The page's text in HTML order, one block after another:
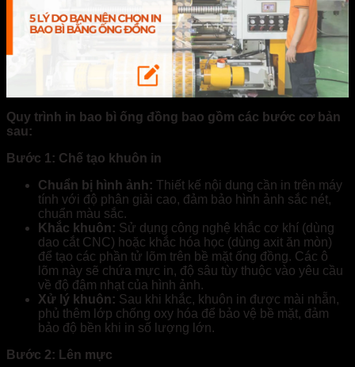
Quy trình in bao bì ống đồng bao gồm các bước cơ bản
sau:
Bước 1: Chế tạo khuôn in
Chuẩn bị hình ảnh: Thiết kế nội dung cần in trên máy
tính với độ phân giải cao, đảm bảo hình ảnh sắc nét,
chuẩn màu sắc.
Khắc khuôn: Sử dụng công nghệ khắc cơ khí (dùng
dao cắt CNC) hoặc khắc hóa học (dùng axit ăn mòn)
để tạo các phần tử lõm trên bề mặt ống đồng. Các ô
lõm này sẽ chứa mực in, độ sâu tùy thuộc vào yêu cầu
về độ đậm nhạt của hình ảnh.
Xử lý khuôn: Sau khi khắc, khuôn in được mài nhẵn,
phủ thêm lớp chống oxy hóa để bảo vệ bề mặt, đảm
bảo độ bền khi in số lượng lớn.
Bước 2: Lên mực